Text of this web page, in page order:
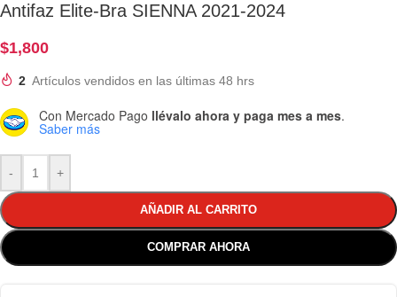
Antifaz Elite-Bra SIENNA 2021-2024
$1,800
2 Artículos vendidos en las últimas 48 hrs
Con Mercado Pago llévalo ahora y paga mes a mes.
Saber más
- +
AÑADIR AL CARRITO
COMPRAR AHORA